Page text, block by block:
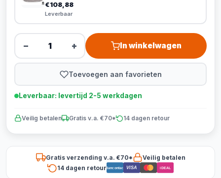
€108,88
Leverbaar
− + In winkelwagen
Toevoegen aan favorieten
Leverbaar: levertijd 2-5 werkdagen
Veilig betalen Gratis v.a. €70* 14 dagen retour
Gratis verzending v.a. €70*
Veilig betalen
14 dagen retourBancontact VISA iDEAL